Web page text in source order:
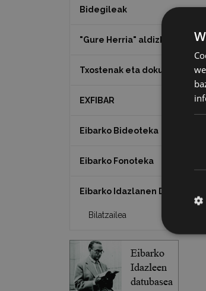
Bidegileak
"Gure Herria" aldizkaria
Txostenak eta dokumentuak
EXFIBAR
Eibarko Bideoteka
Eibarko Fonoteka
Eibarko Idazlanen Datu-basea
Bilatzailea